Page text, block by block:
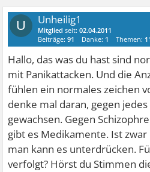
U Unheilig1
Mitglied seit:02.04.2011
Beiträge:91 Danke: 1 Themen:
Hallo, das was du hast sind
mit Panikattacken. Und die
fühlen ein normales zeichen
denke mal daran, gegen
gewachsen. Gegen
gibt es Medikamente. Ist
man kann es unterdrücken.
verfolgt? Hörst du Stimmen